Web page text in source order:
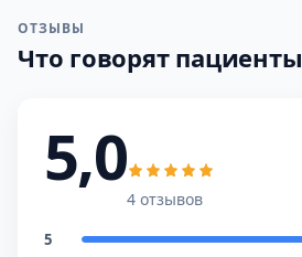
ОТЗЫВЫ
Что говорят пациенты
5,0
4 отзывов
5